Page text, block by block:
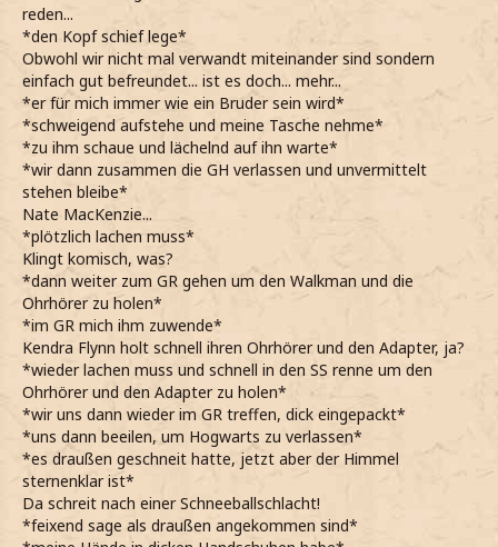
reden...
*den Kopf schief lege*
Obwohl wir nicht mal verwandt miteinander sind sondern
einfach gut befreundet... ist es doch... mehr...
*er für mich immer wie ein Bruder sein wird*
*schweigend aufstehe und meine Tasche nehme*
*zu ihm schaue und lächelnd auf ihn warte*
*wir dann zusammen die GH verlassen und unvermittelt
stehen bleibe*
Nate MacKenzie...
*plötzlich lachen muss*
Klingt komisch, was?
*dann weiter zum GR gehen um den Walkman und die
Ohrhörer zu holen*
*im GR mich ihm zuwende*
Kendra Flynn holt schnell ihren Ohrhörer und den Adapter, ja?
*wieder lachen muss und schnell in den SS renne um den
Ohrhörer und den Adapter zu holen*
*wir uns dann wieder im GR treffen, dick eingepackt*
*uns dann beeilen, um Hogwarts zu verlassen*
*es draußen geschneit hatte, jetzt aber der Himmel
sternenklar ist*
Da schreit nach einer Schneeballschlacht!
*feixend sage als draußen angekommen sind*